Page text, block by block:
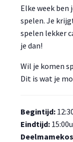
Elke week ben
spelen. Je
spelen lekker
je dan!
Wil je komen
Dit is wat je
Begintijd:
Eindtijd: 15:00u